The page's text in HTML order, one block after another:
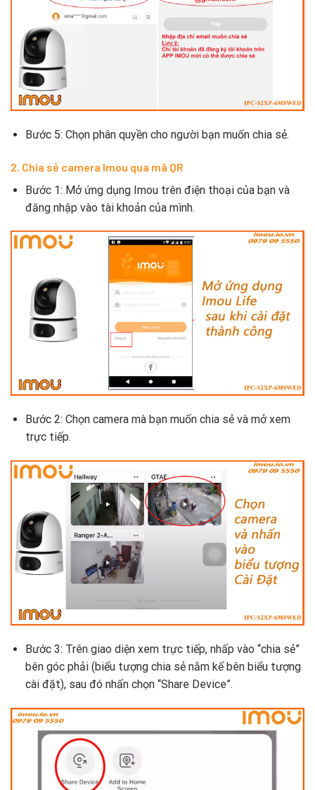
Bước 5: Chọn phân quyền cho người bạn muốn chia sẻ.
2. Chia sẻ camera Imou qua mã QR
Bước 1: Mở ứng dụng Imou trên điện thoại của bạn và
đăng nhập vào tài khoản của mình.
Bước 2: Chọn camera mà bạn muốn chia sẻ và mở xem
trực tiếp.
Bước 3: Trên giao diện xem trực tiếp, nhấp vào “chia sẻ”
bên góc phải (biểu tượng chia sẻ nằm kế bên biểu tượng
cài đặt), sau đó nhấn chọn “Share Device”.